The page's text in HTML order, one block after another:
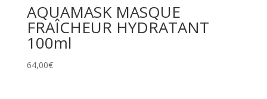
AQUAMASK MASQUE
FRAÎCHEUR HYDRATANT
100ml
64,00€